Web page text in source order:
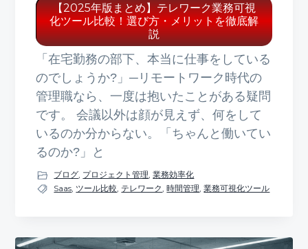
【2025年版まとめ】テレワーク業務可視
化ツール比較！選び方・メリットを徹底解
説
「在宅勤務の部下、本当に仕事をしている
のでしょうか?」─リモートワーク時代の
管理職なら、一度は抱いたことがある疑問
です。 会議以外は顔が見えず、何をして
いるのか分からない。「ちゃんと働いてい
るのか?」と
ブログ プロジェクト管理 ,業務効率化
Saas ツール比較 テレワーク ,時間管理 ,業務可視化ツール